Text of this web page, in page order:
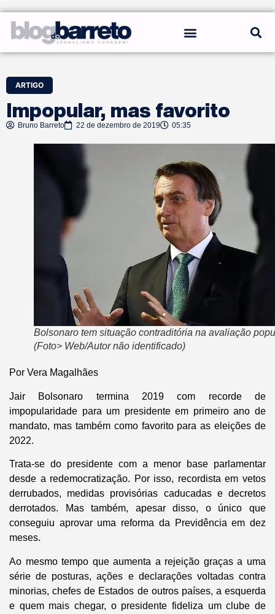
ARTIGO
Impopular, mas favorito
Bruno Barreto 22 de dezembro de 2019 05:35
Bolsonaro tem situação contraditória na avaliação
(Foto> Web/Autor não identificado)
Por Vera Magalhães
Jair Bolsonaro termina 2019 com recorde de
impopularidade para um presidente em primeiro ano de
mandato, mas também como favorito para as eleições de
2022.
Trata-se do presidente com a menor base parlamentar
desde a redemocratização. Por isso, recordista em vetos
derrubados, medidas provisórias caducadas e decretos
derrotados. Mas também, apesar disso, o único que
conseguiu aprovar uma reforma da Previdência em dez
meses.
Ao mesmo tempo que aumenta a rejeição graças a uma
série de posturas, ações e declarações voltadas contra
minorias, chefes de Estados de outros países, a esquerda
e quem mais chegar, o presidente fideliza um clube de